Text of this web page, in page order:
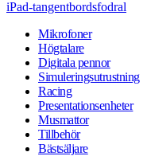
iPad-tangentbordsfodral
Mikrofoner
Högtalare
Digitala pennor
Simuleringsutrustning
Racing
Presentationsenheter
Musmattor
Tillbehör
Bästsäljare